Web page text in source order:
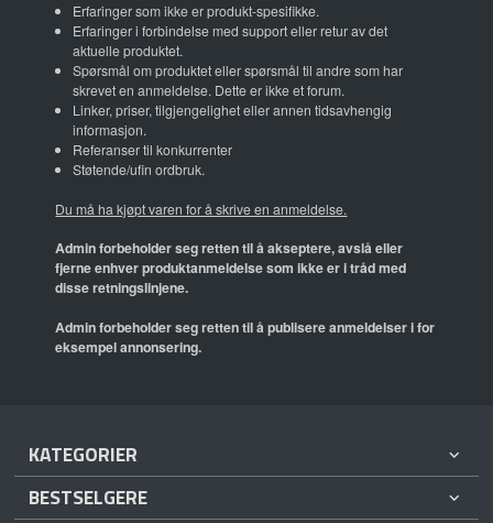
Erfaringer som ikke er produkt-spesifikke.
Erfaringer i forbindelse med support eller retur av det
aktuelle produktet.
Spørsmål om produktet eller spørsmål til andre som har
skrevet en anmeldelse. Dette er ikke et forum.
Linker, priser, tilgjengelighet eller annen tidsavhengig
informasjon.
Referanser til konkurrenter
Støtende/ufin ordbruk.
Du må ha kjøpt varen for å skrive en anmeldelse.
Admin forbeholder seg retten til å akseptere, avslå eller
fjerne enhver produktanmeldelse som ikke er i tråd med
disse retningslinjene.
Admin forbeholder seg retten til å publisere anmeldelser i for
eksempel annonsering.
KATEGORIER
BESTSELGERE